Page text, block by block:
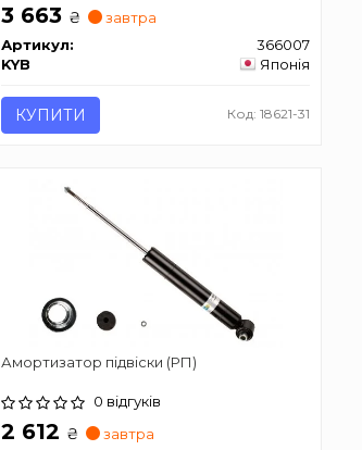
3 663 ₴
завтра
Артикул:
366007
KYB
Японія
КУПИТИ Код: 18621-31
Амортизатор підвіски (РП)
0 відгуків
2 612 ₴
завтра